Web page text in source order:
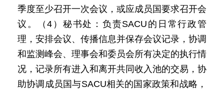
季度至少召开一次会议，或应成员国要求召开会
议。（4）秘书处：负责SACU的日常行政管
理，安排会议、传播信息并保存会议记录，协调
和监测峰会、理事会和委员会所有决定的执行情
况，记录所有进入和离开共同收入池的交易，协
助协调成员国与SACU相关的国家政策和战略，